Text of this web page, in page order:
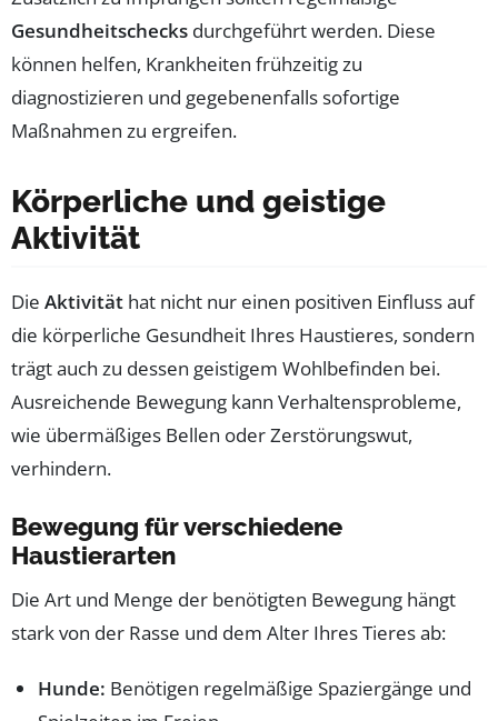
Gesundheitschecks durchgeführt werden. Diese
können helfen, Krankheiten frühzeitig zu
diagnostizieren und gegebenenfalls sofortige
Maßnahmen zu ergreifen.
Körperliche und geistige
Aktivität
Die Aktivität hat nicht nur einen positiven Einfluss auf
die körperliche Gesundheit Ihres Haustieres, sondern
trägt auch zu dessen geistigem Wohlbefinden bei.
Ausreichende Bewegung kann Verhaltensprobleme,
wie übermäßiges Bellen oder Zerstörungswut,
verhindern.
Bewegung für verschiedene
Haustierarten
Die Art und Menge der benötigten Bewegung hängt
stark von der Rasse und dem Alter Ihres Tieres ab:
Hunde: Benötigen regelmäßige Spaziergänge und